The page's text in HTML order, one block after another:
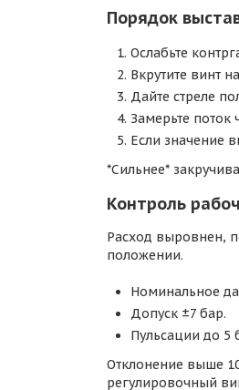
Порядок
Ослабьте
Вкрутите винт
Дайте стреле
Замерьте
Если значение
*Сильнее*
Контроль
Расход выровнен,
положении.
Номинальное
Допуск ±7 бар.
Пульсации до 5
Отклонение выше
регулировочный